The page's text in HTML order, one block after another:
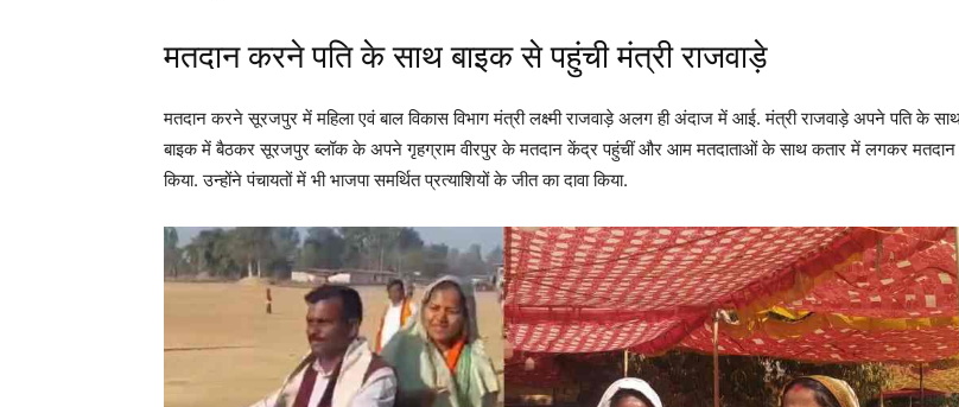
मतदान करने पति के साथ बाइक से पहुंची मंत्री राजवाड़े
मतदान करने सूरजपुर में महिला एवं बाल विकास विभाग मंत्री लक्ष्मी राजवाड़े अलग ही अंदाज में आई. मंत्री राजवाड़े अपने पति के
बाइक में बैठकर सूरजपुर ब्लॉक के अपने गृहग्राम वीरपुर के मतदान केंद्र पहुंचीं और आम मतदाताओं के साथ कतार में लगकर मतदान
किया. उन्होंने पंचायतों में भी भाजपा समर्थित प्रत्याशियों के जीत का दावा किया.